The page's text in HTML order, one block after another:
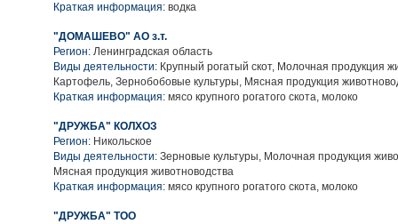
Краткая информация: водка
"ДОМАШЕВО" АО з.т.
Регион: Ленинградская область
Виды деятельности: Крупный рогатый скот, Молочная продукция
Картофель, Зернобобовые культуры, Мясная продукция
Краткая информация: мясо крупного рогатого скота, молоко
"ДРУЖБА" КОЛХОЗ
Регион: Никольское
Виды деятельности: Зерновые культуры, Молочная продукция
Мясная продукция животноводства
Краткая информация: мясо крупного рогатого скота, молоко
"ДРУЖБА" ТОО